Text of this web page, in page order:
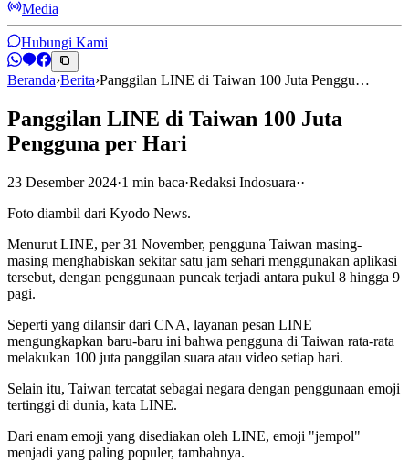
Media
Hubungi Kami
Beranda›Berita›Panggilan LINE di Taiwan 100 Juta Penggu…
Panggilan LINE di Taiwan 100 Juta
Pengguna per Hari
23 Desember 2024·1 min baca·Redaksi Indosuara··
Foto diambil dari Kyodo News.
Menurut LINE, per 31 November, pengguna Taiwan masing-
masing menghabiskan sekitar satu jam sehari menggunakan aplikasi
tersebut, dengan penggunaan puncak terjadi antara pukul 8 hingga 9
pagi.
Seperti yang dilansir dari CNA, layanan pesan LINE
mengungkapkan baru-baru ini bahwa pengguna di Taiwan rata-rata
melakukan 100 juta panggilan suara atau video setiap hari.
Selain itu, Taiwan tercatat sebagai negara dengan penggunaan emoji
tertinggi di dunia, kata LINE.
Dari enam emoji yang disediakan oleh LINE, emoji "jempol"
menjadi yang paling populer, tambahnya.